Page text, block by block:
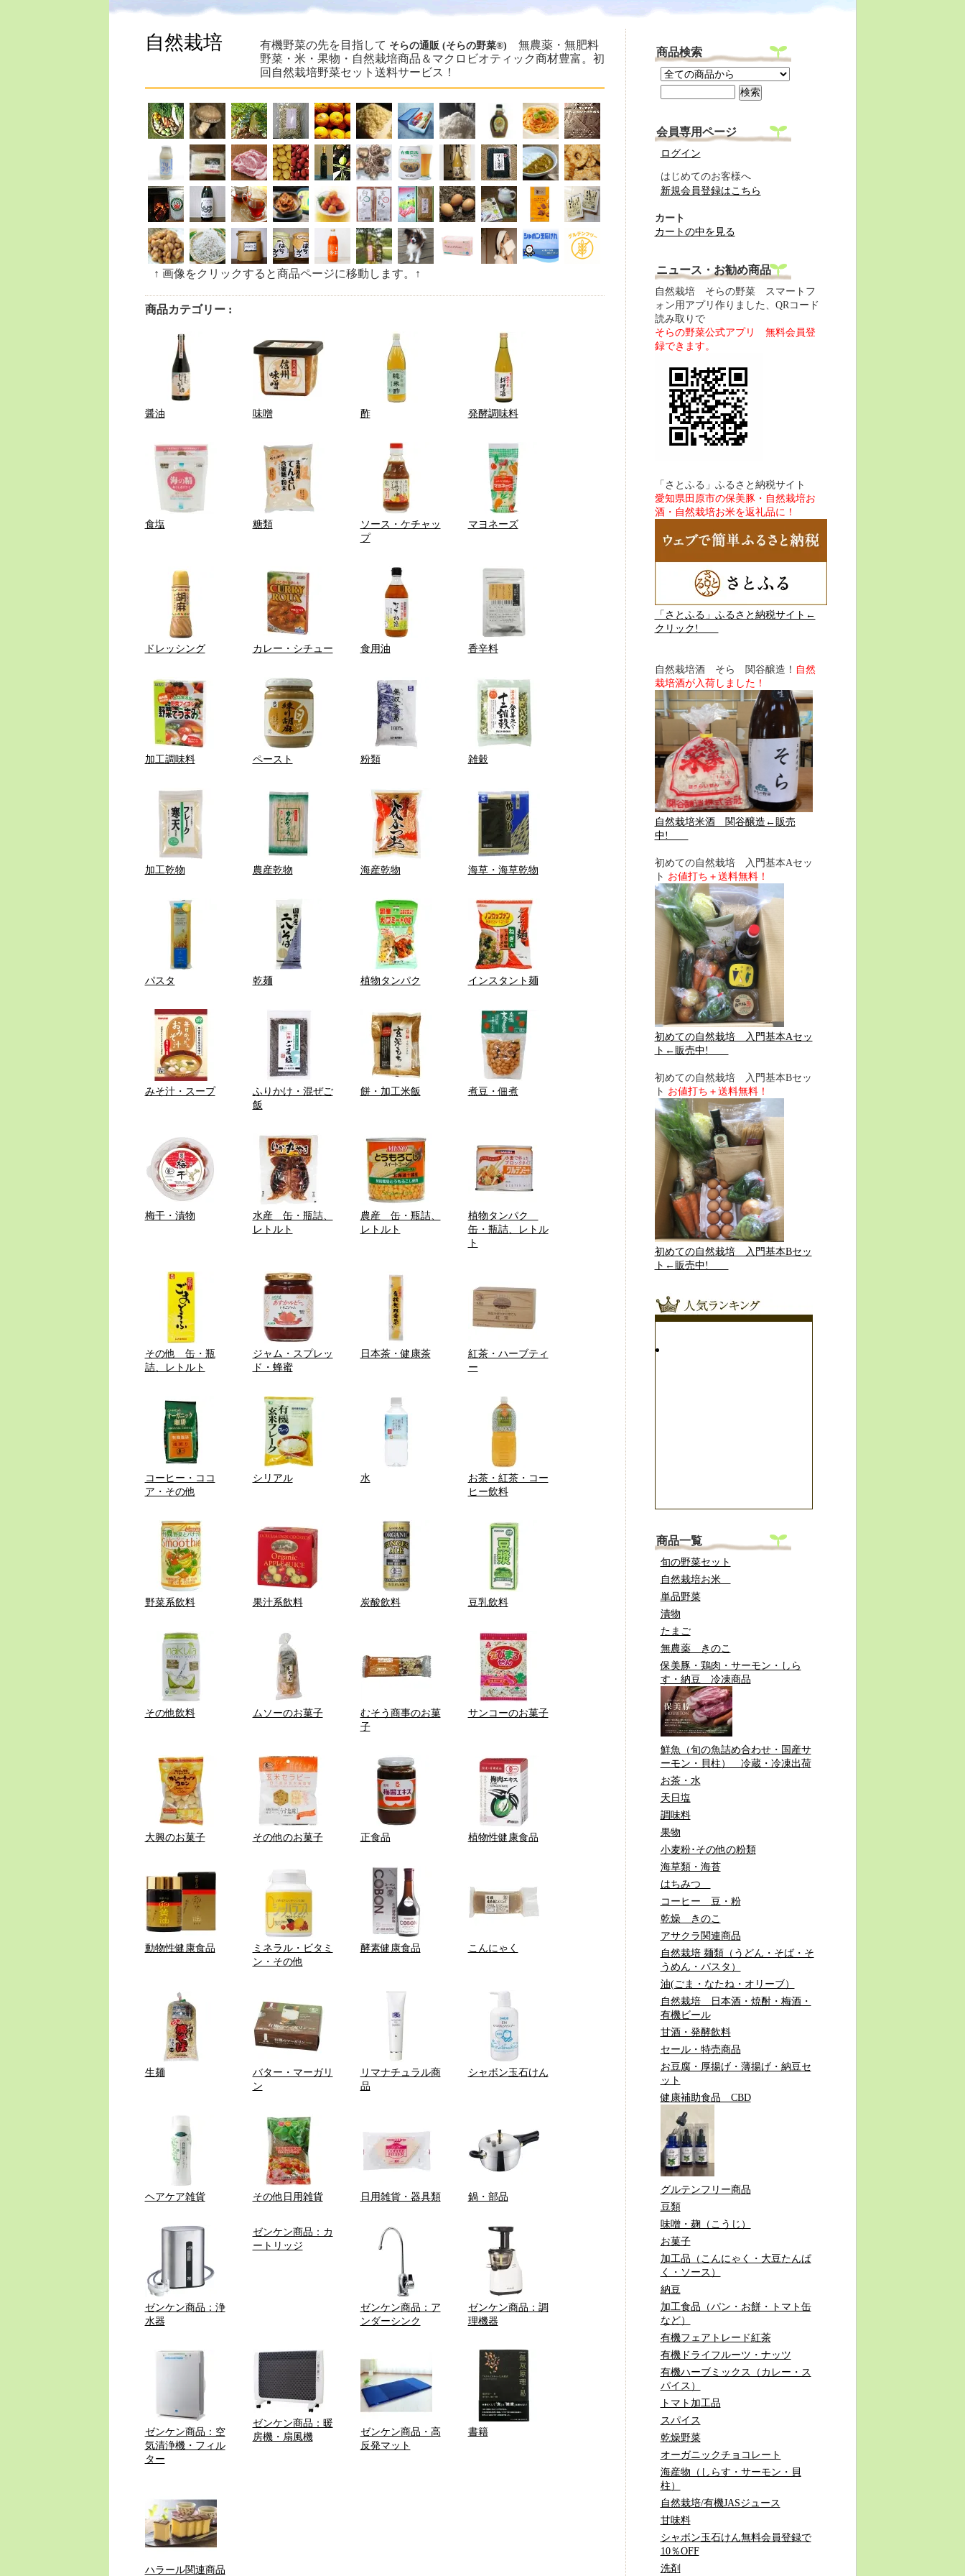
自然栽培 有機野菜の先を目指して そらの通販 (そらの野菜®)
無農薬・無肥料
野菜・米・果物・自然栽培商品＆マクロビオティック商材豊富。初
回自然栽培野菜セット送料サービス！
↑ 画像をクリックすると商品ページに移動します。↑
商品カテゴリー :
醤油 味噌 酢 発酵調味料
食塩 糖類
ソース・ケチャッ
プ
マヨネーズ
ドレッシング カレー・シチュー 食用油 香辛料
加工調味料 ペースト 粉類 雑穀
加工乾物 農産乾物 海産乾物 海草・海草乾物
パスタ 乾麺 植物タンパク インスタント麺
みそ汁・スープ
ふりかけ・混ぜご
飯
餅・加工米飯 煮豆・佃煮
梅干・漬物
水産 缶・瓶詰、
レトルト
農産 缶・瓶詰、
レトルト
植物タンパク
缶・瓶詰、レトル
ト
その他 缶・瓶
詰、レトルト
ジャム・スプレッ
ド・蜂蜜
日本茶・健康茶
紅茶・ハーブティ
ー
コーヒー・ココ
ア・その他
シリアル 水
お茶・紅茶・コー
ヒー飲料
野菜系飲料 果汁系飲料 炭酸飲料 豆乳飲料
その他飲料 ムソーのお菓子
むそう商事のお菓
子
サンコーのお菓子
大興のお菓子 その他のお菓子 正食品 植物性健康食品
動物性健康食品
ミネラル・ビタミ
ン・その他
酵素健康食品 こんにゃく
生麺
バター・マーガリ
ン
リマナチュラル商
品
シャボン玉石けん
ヘアケア雑貨 その他日用雑貨 日用雑貨・器具類 鍋・部品
ゼンケン商品：浄
水器
ゼンケン商品：カ
ートリッジ
ゼンケン商品：ア
ンダーシンク
ゼンケン商品：調
理機器
ゼンケン商品：空
気清浄機・フィル
ター
ゼンケン商品：暖
房機・扇風機
ゼンケン商品・高
反発マット
書籍
ハラール関連商品
商品検索
会員専用ページ
ログイン
はじめてのお客様へ
新規会員登録はこちら
カート
カートの中を見る
ニュース・お勧め商品
自然栽培 そらの野菜 スマートフ
ォン用アプリ作りました、QRコード
読み取りで
そらの野菜公式アプリ 無料会員登
録できます。
「さとふる」ふるさと納税サイト
愛知県田原市の保美豚・自然栽培お
酒・自然栽培お米を返礼品に！
「さとふる」ふるさと納税サイト←
クリック!
自然栽培酒 そら 関谷醸造！ 自然
栽培酒が入荷しました！
自然栽培米酒 関谷醸造←販売
中!
初めての自然栽培 入門基本Aセッ
ト お値打ち＋送料無料！
初めての自然栽培 入門基本Aセッ
ト←販売中!
初めての自然栽培 入門基本Bセッ
ト お値打ち＋送料無料！
初めての自然栽培 入門基本Bセッ
ト←販売中!
商品一覧
旬の野菜セット
自然栽培お米
単品野菜
漬物
たまご
無農薬 きのこ
保美豚・鶏肉・サーモン・しら
す・納豆 冷凍商品
鮮魚（旬の魚詰め合わせ・国産サ
ーモン・貝柱） 冷蔵・冷凍出荷
お茶・水
天日塩
調味料
果物
小麦粉･その他の粉類
海草類・海苔
はちみつ
コーヒー 豆・粉
乾燥 きのこ
アサクラ関連商品
自然栽培 麺類（うどん・そば・そ
うめん・パスタ）
油(ごま・なたね・オリーブ）
自然栽培 日本酒・焼酎・梅酒・
有機ビール
甘酒・発酵飲料
セール・特売商品
お豆腐・厚揚げ・薄揚げ・納豆セ
ット
健康補助食品 CBD
グルテンフリー商品
豆類
味噌・麹（こうじ）
お菓子
加工品（こんにゃく・大豆たんぱ
く・ソース）
納豆
加工食品（パン・お餅・トマト缶
など）
有機フェアトレード紅茶
有機ドライフルーツ・ナッツ
有機ハーブミックス（カレー・ス
パイス）
トマト加工品
スパイス
乾燥野菜
オーガニックチョコレート
海産物（しらす・サーモン・貝
柱）
自然栽培/有機JASジュース
甘味料
シャボン玉石けん無料会員登録で
10％OFF
洗剤